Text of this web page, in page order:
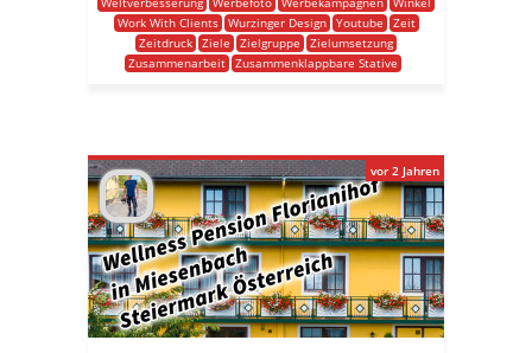
Work With Clients
Wurzinger Design Youtube
Zeit
Zeitdruck Ziele Zielgruppe
Zielumsetzung
Zusammenarbeit Zusammenklappbare Stative
vor 2 Jahren